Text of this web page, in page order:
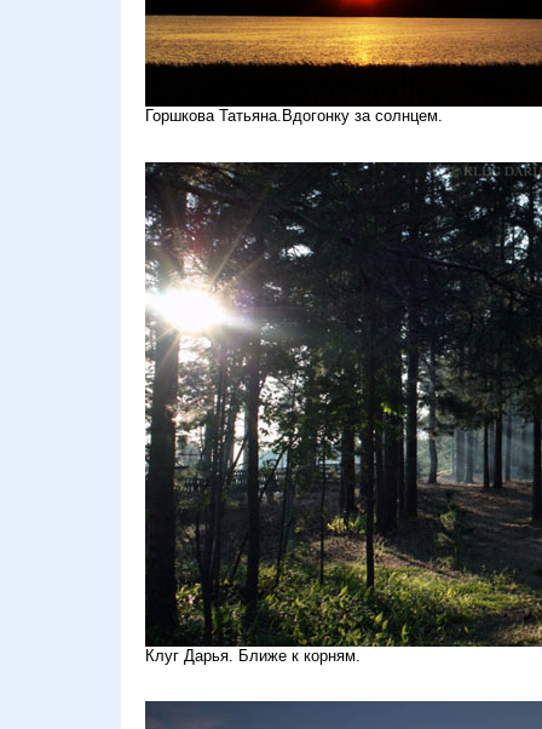
Горшкова Татьяна.Вдогонку за солнцем.
Клуг Дарья. Ближе к корням.